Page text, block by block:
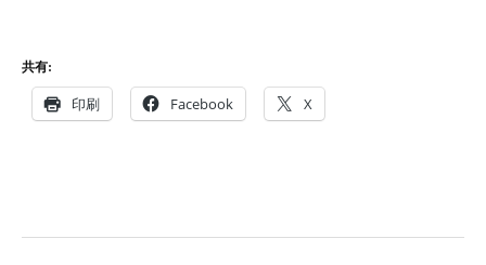
共有:
印刷 Facebook X